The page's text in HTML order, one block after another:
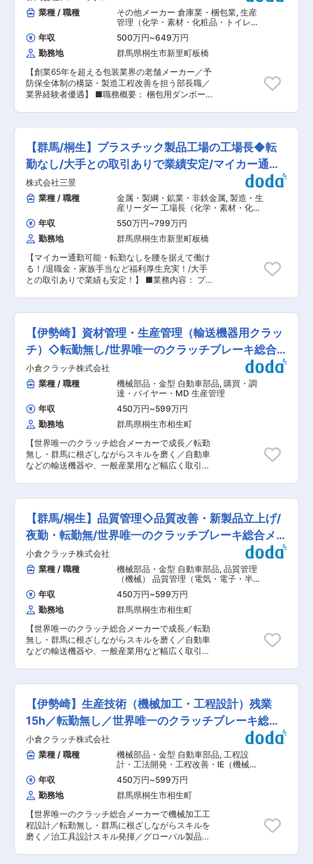
例や市場の共有を行い、ノウハウを蓄積すること
ができます。 また、チーム交流も盛んな環境で
隔週火曜日＋他２日フリーシフトで取得）で、土
日祝の希望休取得も可能です。夏期休暇、冬期休
暇、慶弔休暇だけでなく、結婚出産お祝い休暇、
ステップアップ休暇など特別休暇も充実していま
す。 ■給与： 安定した固定給のほか、毎月販売
インセンティブを、四半期ごとに目標達成インセ
2016年に経産省の『先進的なリフォーム事業者表
彰』で経済産業大臣賞を受賞。空き家問題解決に
った製品の提案 ※大手通信販売メーカーとの取引
もあり、定期的（半年〜年1回）のペースで 顧客
要望に沿った新製品・新分野に向けた製品の企画
立案も日々の営業として頂く顧客の意見を基に立
案いただくポジションとなります。 ※ノルマは無
く、部全体で製品の売り上げ目標を追っていま
す。 ■出張について： 基本的には日帰りの出張
になります。主な取引先が東京にございますので
東京への訪問となります。 宿泊を伴う出張はほと
んど発生しませんのでご安心ください。 ■配属部
り、入社後は専務の直属のポジションとしてサポ
ート業務から担当していただく予定となります。
■当社の魅力について： （1）ワークライフバラ
ンスを充実できる環境！ 本ポジション残業10h程
また、出張などについても基本的には日帰りにな
りますので仕事とプライベートを両立することが
たときのやりがい◎ 市場を調査し、今までにない
オフィス家具を考え取引先に提案し、アイディア
が採用された時のやりがいはとても大きいです。
また採用されたアイディアが製品化され人々の働
くをサポートしていくこととなります。 （3）幅
広い業務を経験できスキルアップ可能！ 基本的に
る一方で、市場調査・要望抽出〜製品化〜販売ま
で一貫して取り組めるポジションとなりますす。
業種 / 職種
その他メーカー 倉庫業・梱包業, 生産
管理（化学・素材・化粧品・トイレタ
リー） 工場長（化学・素材・化粧品・
トイレタリー）
年収 500万円~649万円
勤務地
群馬県桐生市新里町板橋
【創業65年を超える包装業界の老舗メーカー／予
防保全体制の構築・製造工程改善を担う部長職／
業界経験者優遇】 ■職務概要： 梱包用ダンボー
しています。 ■業務内容： 製造工程全体のマネ
ジメントご担当頂きます。 ・製造工程の革新 ・
作業の標準化 ・効率化の確率と浸透 ・次世代を
担う若年層の育成と技術の継承 【期待する役割・
ミッション】 ・近年競争を増す同業界において、
今後よりお客様のニーズに応えていくべく、
TPM（Total Productive Maintenance）による予
防保全体制の構築・強化を推進していただきま
す。 ・まずは現状の製造プロセス・設備稼働状況
の詳細な分析を最優先とし、ボトルネックの特定
とリスク評価を行っていただきます。 ・その上
で、TPM活動の基盤構築（例：設備保全基準の構
築、オペレーター教育）と、省人化のための自動
化候補工程の選定を並行して進めていただきま
す。 ■配属先情報： 桐生工場には現在約40名が
勤務しています。入社後は、工場長と共に上記を
ており、会社としても変わりつつあります。業務
工程の見直しや、給与／制度の見直しもあり、社
員のためにより良い環境にするために変革をして
います。 ・多様な人材に対する柔軟な対応力や、
部内の調整および関係者を牽引しながら、製造部
門の次世代育成していくやりがいのあるポジショ
装業界では老舗企業です。物流業界を支える梱包
用ダンボールケースや包装資材、物流機器の製造
／販売を主要事業としており、65年以上にわたっ
て業界内での信頼と実績を積み上げてきました。
・5社の企業で形成するグループ会社の中核企業
であり、取引先は群馬県にある大手企業が中心で
く、大量生産だけでなく小ロットのオーダーにも
柔軟に対応することで他社との差別化を図ってい
【群馬/桐生】プラスチック製品工場の工場長◆転
勤なし/大手との取引ありで業績安定/マイカー通勤
可能
株式会社三景
業種 / 職種
金属・製綱・鉱業・非鉄金属, 製造・生
産リーダー 工場長（化学・素材・化粧
品・トイレタリー）
年収 550万円~799万円
勤務地
群馬県桐生市新里町板橋
【マイカー通勤可能・転勤なしを腰を据えて働け
る！/退職金・家族手当など福利厚生充実！/大手
との取引ありで業績も安定！】 ■業務内容： プ
50〜850トンの成形機22台が稼働する工場とな
り、工場長として経験をいただいた後、会社の舵
取りを担う役員を目指すこともできます。 ■具体
的には： ＜工程設計＞ 機械オペレーターの配置/
検査予定の作成/作業指導/組立作業指導/効率改善
等 ＜管理業務＞ 生産管理/品質管理/人材管理/設
備管理/改善活動等全般 ＜業務効率化・見える化
＞ 出荷の工程能力を考慮しリードタイムを基準化
し、製品在庫引当の円滑な生産デリバリーを再構
築します。 生産計画デリバリーの改善、見える
化、メンバーに対する教育や指導、クレームに関
する対応などはハンズオンで対応いただきます。
※計画、管理表、データベースはエクセルを用い
ます。 ◆魅力・強み： （1）主な取引先はレジャ
ー産業大手の『SANKYO』であり業績も安定した
企業です。 （2）金型設計から組立まで当社で一
が顧客から得られています。 （3）販売先業界と
してはパチンコ、自動車、玩具、事務用品など多
岐に渡り、様々な業界へアプローチが可能＆経営
のリスク分散ができています。プラスチックは軽
量化が実現できるため、ますまず自動車業界でも
ニーズが増してきております。 ＊転居が必要な方
には住宅手当、引っ越し費用等ご用意しますので
ご相談ください。 変更の範囲：会社の定める業務
【伊勢崎】資材管理・生産管理（輸送機器用クラッ
チ）◇転勤無し/世界唯一のクラッチブレーキ総合
メーカー
小倉クラッチ株式会社
業種 / 職種
機械部品・金型 自動車部品, 購買・調
達・バイヤー・MD 生産管理
年収
450万円~599万円
勤務地
群馬県桐生市相生町
【世界唯一のクラッチ総合メーカーで成長／転勤
無し・群馬に根ざしながらスキルを磨く／自動車
などの輸送機器や、一般産業用など幅広く取引／
る以下のうちどれかの業務に、入社後適性を判断
しながら取り組んでいただきます。スキルが身に
ついてくればキャリアアップとして、別の業務に
取り組んでいただくことも可能です。関わる製品
は主に自動車などの輸送機器用で、カーエアコン
用クラッチやルーツブロワといった、当社の主力
製品に関わっていただきます。 ・発注及び納期管
理業務 ・見積業務 ・調達先管理業務 ■働き方に
ついて： ・育児・介護休業制度も積極活用できる
職場（女性はもちろん男性の育休取得も盛んで、
2022年度は5名の男性が取得◎） ・残業は月25時
間程度で、無茶な働き方をすることなく安心して
就業できます ■当社について 当社は、クラッ
チ・ブレーキ分野で世界的に評価される、群馬発
のグローバルメーカーです。特にカーエアコン用
クラッチでは、世界トップシェアを誇っていま
分野で活躍しており、世界6か国に生産拠点を持
っています。今後は、世界の業界の50％以上に認
知してもらえる会社（世界の全ての工場で
OGURA製品を使っていただける）を目指してい
ます。年間休日126日や充実した福利厚生があ
り、研修体制も重視実していて、中途入社の方も
長く活躍いただける体制が整っています。 変更の
範囲：無
【群馬/桐生】品質管理◇品質改善・新製品立上げ/
夜勤・転勤無/世界唯一のクラッチブレーキ総合メー
カー
小倉クラッチ株式会社
業種 / 職種
機械部品・金型 自動車部品, 品質管理
（機械） 品質管理（電気・電子・半導
体）
年収 450万円~599万円
勤務地
群馬県桐生市相生町
【世界唯一のクラッチ総合メーカーで成長／転勤
無し・群馬に根ざしながらスキルを磨く／自動車
などの輸送機器や、一般産業用など幅広く取引／
管理業務全般をお任せします。お客様へ高品質な
製品を安定供給するため、不良統計に基づく製造
部門との改善活動を主体的に推進し、品質の維
持・向上に貢献していただきます。 ■仕事内容
・品質改善活動業務：不良統計に基づき製造部門
と連携し、品質改善策の立案から実行までを推進
・新製品立ち上げに関する業務：新製品開発段階
から品質保証体制を構築し、初期流動活動を主導
・品質関連資料作成業務：QC工程表や調査報告
書など、各種品質関連資料の作成・管理 ・製品調
査業務：お客様からの返却品や社内発生不具合の
原因究明、対策立案 ・品質監査対応：顧客監査の
受監やサプライヤー監査を通じて、品質システム
の維持・向上 ・海外工場への品質支援：Web会議
や出張を通じて、海外工場の品質改善活動をサポ
ート 入社後は、上記の中からあなたの適性や経験
【伊勢崎】生産技術（機械加工・工程設計）残業
15h／転勤無し／世界唯一のクラッチブレーキ総合
メーカー
小倉クラッチ株式会社
業種 / 職種
機械部品・金型 自動車部品, 工程設
計・工法開発・工程改善・IE（機械・
金属加工） 設備立ち上げ・設計（機械
設計）
年収 450万円~599万円
勤務地
群馬県桐生市相生町
【世界唯一のクラッチ総合メーカーで機械加工工
程設計／転勤無し・群馬に根ざしながらスキルを
磨く／治工具設計スキル発揮／グローバル製品展